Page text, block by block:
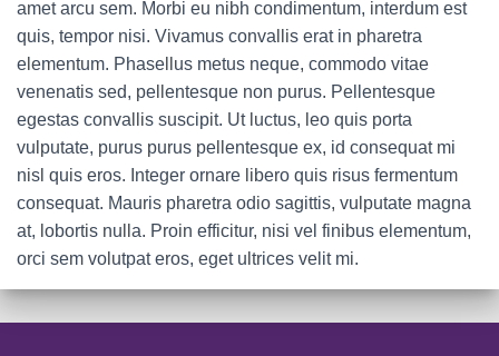
amet arcu sem. Morbi eu nibh condimentum, interdum est
quis, tempor nisi. Vivamus convallis erat in pharetra
elementum. Phasellus metus neque, commodo vitae
venenatis sed, pellentesque non purus. Pellentesque
egestas convallis suscipit. Ut luctus, leo quis porta
vulputate, purus purus pellentesque ex, id consequat mi
nisl quis eros. Integer ornare libero quis risus fermentum
consequat. Mauris pharetra odio sagittis, vulputate magna
at, lobortis nulla. Proin efficitur, nisi vel finibus elementum,
orci sem volutpat eros, eget ultrices velit mi.